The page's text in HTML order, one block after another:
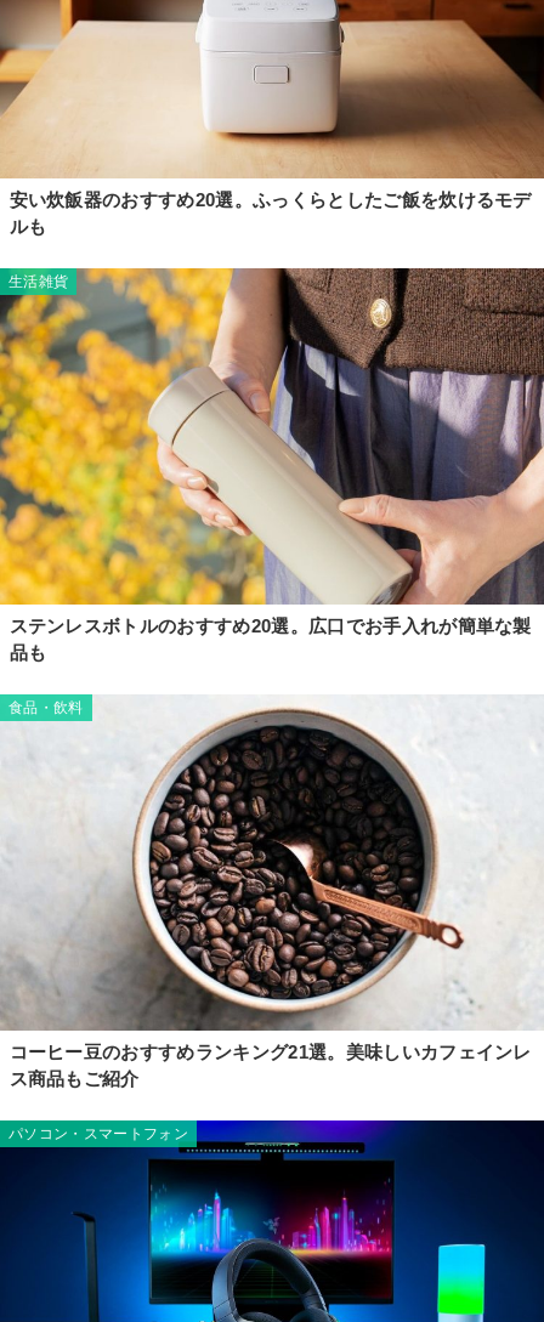
安い炊飯器のおすすめ20選。ふっくらとしたご飯を炊けるモデ
ルも
生活雑貨
ステンレスボトルのおすすめ20選。広口でお手入れが簡単な製
品も
食品・飲料
コーヒー豆のおすすめランキング21選。美味しいカフェインレ
ス商品もご紹介
パソコン・スマートフォン